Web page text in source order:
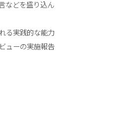
などを盛り込ん
る実践的な能力
ューの実施報告